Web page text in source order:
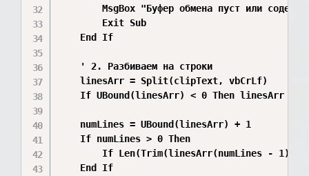
MsgBox "Буфер обмена пуст или
        Exit Sub
    End If
    ' 2. Разбиваем на строки
    linesArr = Split(clipText, vbCrLf)
If UBound(linesArr) < 0 Then linesArr =
    numLines = UBound(linesArr) + 1
    If numLines > 0 Then
If Len(Trim(linesArr(numLines - 1)))
    End If